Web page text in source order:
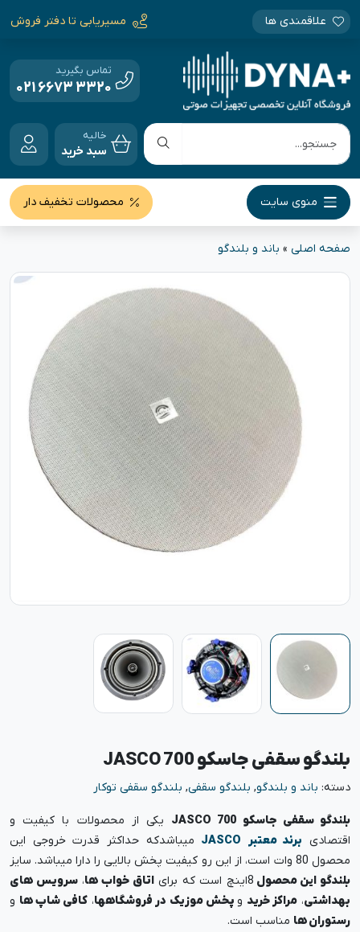
علاقمندی ها مسیریابی تا دفتر فروش
تماس بگیرید
021 6673 3320
خالیه
سبد خرید
منوی سایت محصولات تخفیف دار
صفحه اصلی » باند و بلندگو
بلندگو سقفی جاسکو JASCO 700
دسته: باند و بلندگو, بلندگو سقفی, بلندگو سقفی توکار
بلندگو سقفی جاسکو JASCO 700
یکی از محصولات با کیفیت و
اقتصادی برند معتبر JASCO میباشدکه حداکثر قدرت خروجی این
محصول 80 وات است، از این رو کیفیت پخش بالایی را دارا میباشد. سایز
بلندگو این محصول
اتاق خواب ها،سرویس های
بهداشتی،مراکز خرید و پخش موزیک در فروشگاهها، کافی شاپ ها و
رستوران ها مناسب است.